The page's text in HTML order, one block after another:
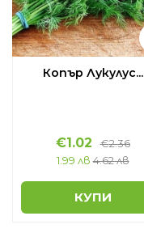
Копър Лукулус...
€1.02 €2.36
1.99 лв 4.62 лв
КУПИ